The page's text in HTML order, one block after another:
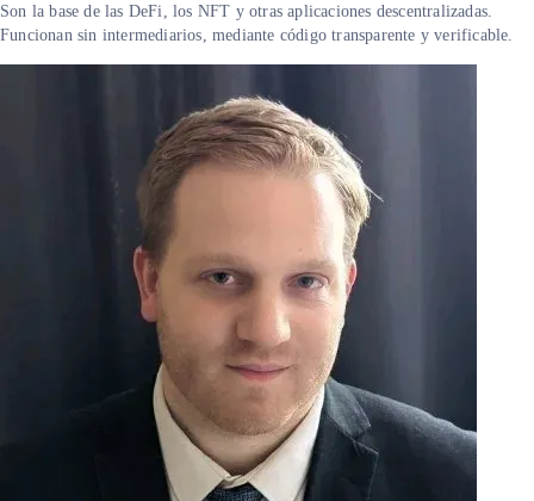
Son la base de las DeFi, los NFT y otras aplicaciones descentralizadas.
Funcionan sin intermediarios, mediante código transparente y verificable.